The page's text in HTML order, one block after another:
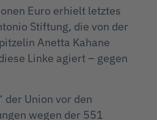
Euro erhielt letztes
Stiftung, die von der
Anetta Kahane
Linke agiert – gegen
der Union vor den
wegen der 551